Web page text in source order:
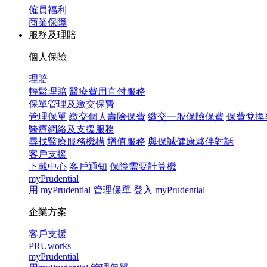
僱員福利
商業保障
服務及理賠
個人保險
理賠
輕鬆理賠 醫療費用直付服務
保單管理及繳交保費
管理保單 繳交個人壽險保費 繳交一般保險保費 保費兌換
醫療網絡及支援服務
尋找醫療服務機構 增值服務 與保誠健康夥伴對話
客戶支援
下載中心 客戶通知 保障需要計算機
myPrudential
用 myPrudential 管理保單 登入 myPrudential
企業方案
客戶支援
PRUworks
myPrudential